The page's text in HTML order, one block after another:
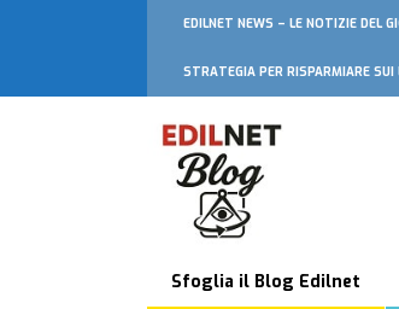
EDILNET NEWS – LE NOTIZIE DEL
STRATEGIA PER RISPARMIARE SUI
Sfoglia il Blog Edilnet